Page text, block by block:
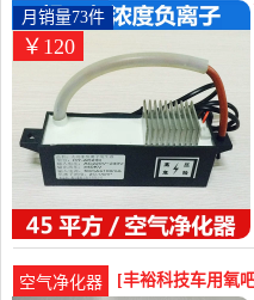
功率空气净化月销
￥120
月销量73件
空气净化器
[丰裕科技车用氧